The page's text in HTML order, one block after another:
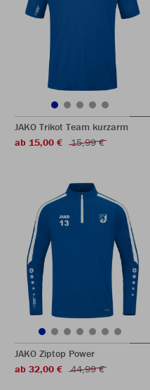
JAKO Trikot Team kurzarm
ab 15,00 €
15,99 €
JAKO Ziptop Power
ab 32,00 €
44,99 €